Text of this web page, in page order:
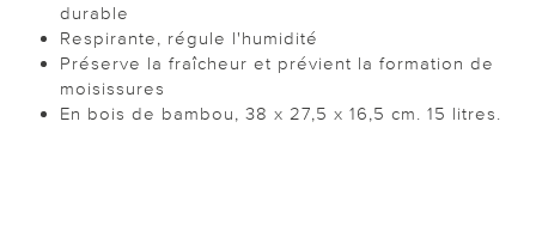
durable
Respirante, régule l'humidité
Préserve la fraîcheur et prévient la formation de
moisissures
En bois de bambou, 38 x 27,5 x 16,5 cm. 15 litres.